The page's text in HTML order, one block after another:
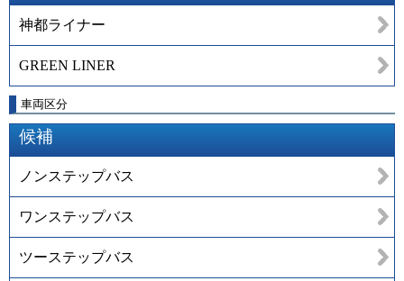
神都ライナー
GREEN LINER
車両区分
候補
ノンステップバス
ワンステップバス
ツーステップバス